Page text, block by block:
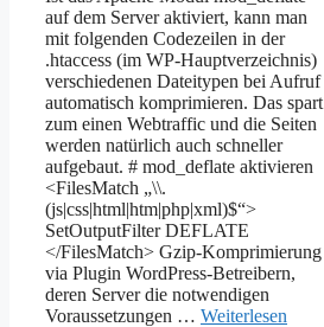
auf dem Server aktiviert, kann man
mit folgenden Codezeilen in der
.htaccess (im WP-Hauptverzeichnis)
verschiedenen Dateitypen bei Aufruf
automatisch komprimieren. Das spart
zum einen Webtraffic und die Seiten
werden natürlich auch schneller
aufgebaut. # mod_deflate aktivieren
<FilesMatch „\\.
(js|css|html|htm|php|xml)$“>
SetOutputFilter DEFLATE
</FilesMatch> Gzip-Komprimierung
via Plugin WordPress-Betreibern,
deren Server die notwendigen
Voraussetzungen … Weiterlesen